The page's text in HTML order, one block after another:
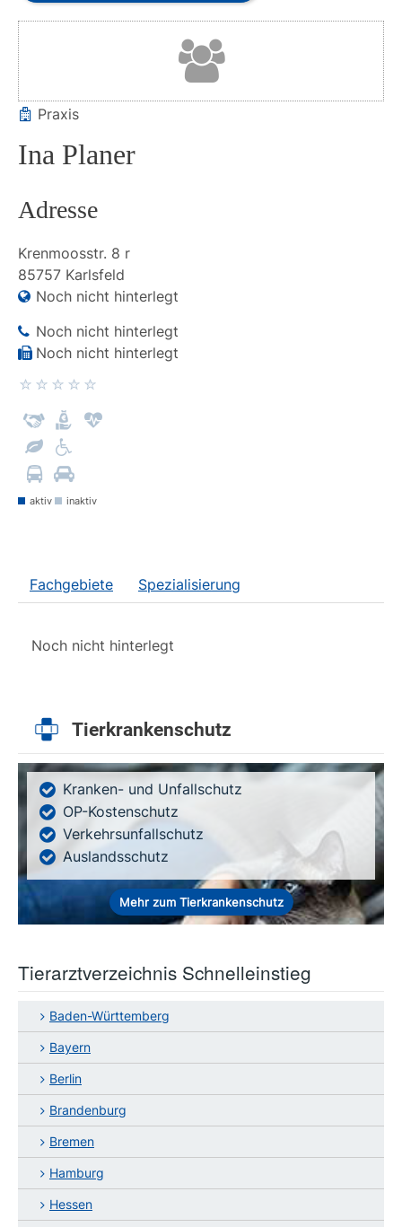
Praxis
Ina Planer
Adresse
Krenmoosstr. 8 r
85757 Karlsfeld
Noch nicht hinterlegt
Noch nicht hinterlegt
Noch nicht hinterlegt
aktiv inaktiv
Fachgebiete Spezialisierung
Noch nicht hinterlegt
Tierkrankenschutz
Kranken- und Unfallschutz
OP-Kostenschutz
Verkehrsunfallschutz
Auslandsschutz
Mehr zum Tierkrankenschutz
Tierarztverzeichnis Schnelleinstieg
Baden-Württemberg
Bayern
Berlin
Brandenburg
Bremen
Hamburg
Hessen